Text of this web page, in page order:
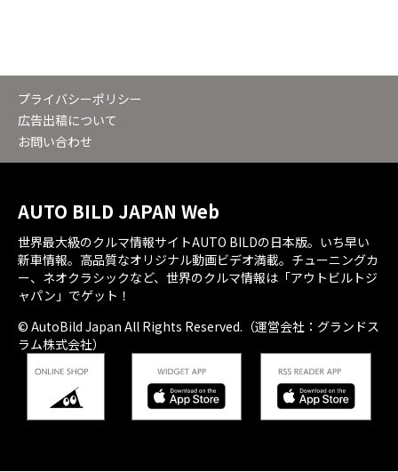
プライバシーポリシー
広告出稿について
お問い合わせ
AUTO BILD JAPAN Web
世界最大級のクルマ情報サイトAUTO BILDの日本版。いち早い
新車情報。高品質なオリジナル動画ビデオ満載。チューニングカ
ー、ネオクラシックなど、世界のクルマ情報は「アウトビルトジ
ャパン」でゲット！
© AutoBild Japan All Rights Reserved.（運営会社：グランドス
ラム株式会社）